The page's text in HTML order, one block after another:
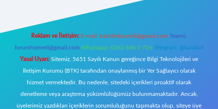
Reklam ve İletişim: E-mail: backlinkpaneli@gmail.com Teams:
forumhizmeti@gmail.com Whatsapp: 0262 606 0 726 Telegram: @karabul
Yasal Uyarı: Sitemiz, 5651 Sayılı Kanun gereğince Bilgi Teknolojileri ve
İletişim Kurumu (BTK) tarafından onaylanmış bir Yer Sağlayıcı olarak
hizmet vermektedir. Bu nedenle, sitedeki içerikleri proaktif olarak
denetleme veya araştırma yükümlülüğümüz bulunmamaktadır. Ancak,
üyelerimiz yazdıkları içeriklerin sorumluluğunu taşımakta olup, siteye üye